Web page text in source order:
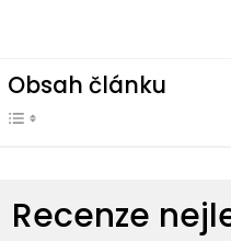
Obsah článku
Recenze